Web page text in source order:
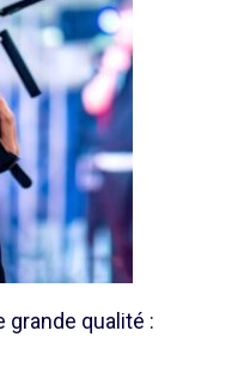
grande qualité :